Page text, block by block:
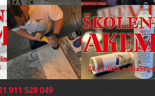
911 528 049(Po-Pá 8:00-15:00)